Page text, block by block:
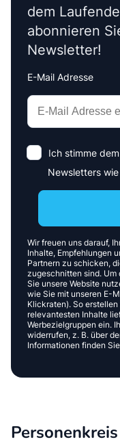
dem
abonnieren
Newsletter!
E-Mail Adresse
Interests
Amount
Ich stimme
Newsletters
Wir freuen uns darauf,
Inhalte, Empfehlungen
Partnern zu schicken,
zugeschnitten sind. Um
Sie unsere Website
wie Sie mit unseren E-
Klickraten). So
relevantesten Inhalte
Werbezielgruppen ein.
widerrufen, z. B. über
Informationen finden
Personenkreis